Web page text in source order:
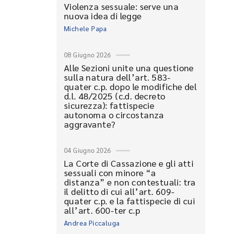
Violenza sessuale: serve una
nuova idea di legge
Michele Papa
08 Giugno 2026
Alle Sezioni unite una questione
sulla natura dell’art. 583-
quater c.p. dopo le modifiche del
d.l. 48/2025 (c.d. decreto
sicurezza): fattispecie
autonoma o circostanza
aggravante?
04 Giugno 2026
La Corte di Cassazione e gli atti
sessuali con minore “a
distanza” e non contestuali: tra
il delitto di cui all’art. 609-
quater c.p. e la fattispecie di cui
all’art. 600-ter c.p
Andrea Piccaluga